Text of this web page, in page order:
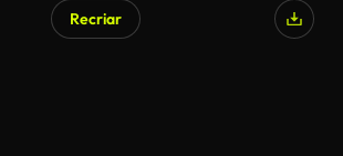
Recriar